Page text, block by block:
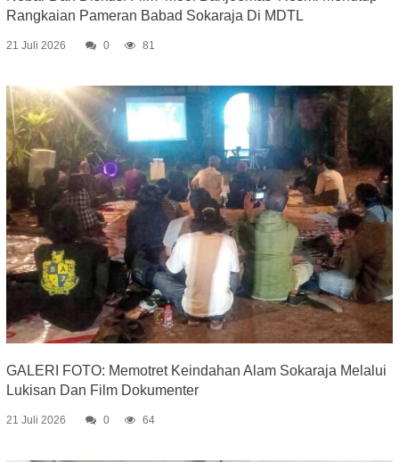
Rangkaian Pameran Babad Sokaraja Di MDTL
21 Juli 2026 0 81
GALERI FOTO: Memotret Keindahan Alam Sokaraja Melalui
Lukisan Dan Film Dokumenter
21 Juli 2026 0 64